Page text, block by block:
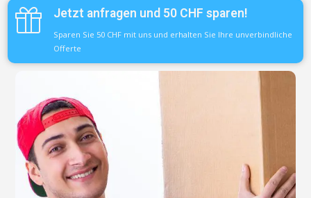
Jetzt anfragen und 50 CHF sparen!
Sparen Sie 50 CHF mit uns und erhalten Sie Ihre unverbindliche
Offerte